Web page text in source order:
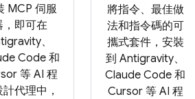
MCP 伺服
，即可在
、
Code 和
等 AI 程
代理中，
將指令、最佳做
法和指令碼的可
攜式套件，安裝
到 Antigravity、
Claude Code 和
Cursor 等 AI 程